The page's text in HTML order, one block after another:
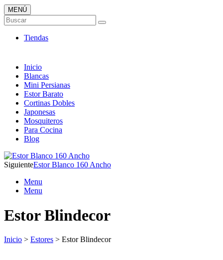
Catálogo ONLINE de Cortinas
Al mejor Precio
MENÚ
Buscar
Tiendas
Inicio
Blancas
Mini Persianas
Estor Barato
Cortinas Dobles
Japonesas
Mosquiteros
Para Cocina
Blog
SiguienteEstor Blanco 160 Ancho
Menu
Menu
Estor Blindecor
Inicio > Estores > Estor Blindecor